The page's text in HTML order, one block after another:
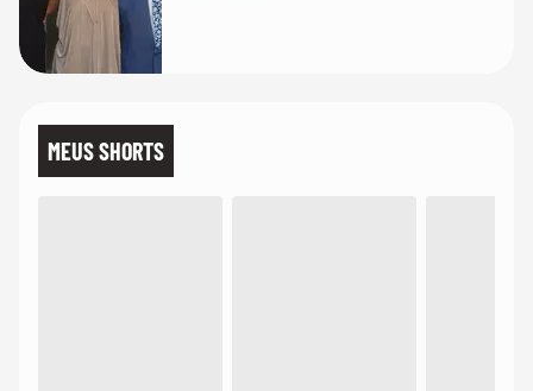
MEUS SHORTS